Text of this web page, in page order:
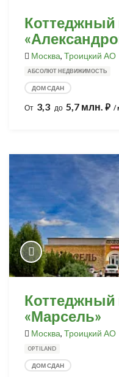
Коттеджный
Москва, Троицкий АО
АБСОЛЮТ НЕДВИЖИМОСТЬ
ДОМ СДАН
От 3,3 до 5,7 млн. ⃏ /
Коттеджный
«Марсель»
Москва, Троицкий АО
OPTILAND
ДОМ СДАН